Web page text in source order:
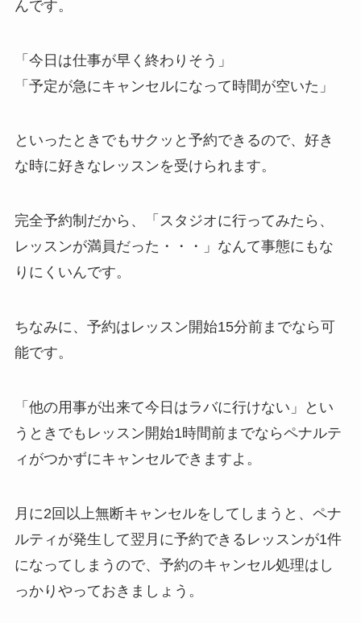
んです。
「今日は仕事が早く終わりそう」
「予定が急にキャンセルになって時間が空いた」
といったときでもサクッと予約できるので、好き
な時に好きなレッスンを受けられます。
完全予約制だから、
「スタジオに行ってみたら、
レッスンが満員だった・・・」 なんて事態にもな
りにくいんです。
ちなみに、予約はレッスン開始15分前までなら可
能です。
「他の用事が出来て今日はラバに行けない」
とい
うときでもレッスン開始1時間前までならペナルテ
ィがつかずにキャンセルできますよ。
月に2回以上無断キャンセルをしてしまうと、ペナ
ルティが発生して翌月に予約できるレッスンが1件
になってしまうので、予約のキャンセル処理はし
っかりやっておきましょう。